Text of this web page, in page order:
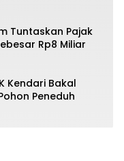
Tuntaskan Pajak
Rp8 Miliar
Kendari Bakal
Peneduh